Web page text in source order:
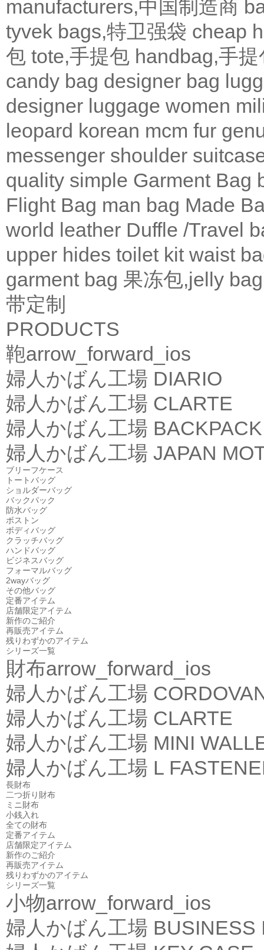
manufacturers,中国制造商
tyvek bags,特卫强袋 cheap
包 tote,手提包 handbag,手提
candy bag designer bag
designer luggage women
leopard korean mcm fur
messenger shoulder
quality simple Garment Bag
Flight Bag man bag Made
world leather Duffle /Travel
upper hides toilet kit waist
garment bag 果冻包,jelly bag
带定制
PRODUCTS
鞄arrow_forward_ios
婦人かばん工場 DIARIO
婦人かばん工場 CLARTE
婦人かばん工場 BACKPACK
婦人かばん工場 JAPAN
ブリーフケース
トートバッグ
ショルダーバッグ
バックパック
防水バッグ
ボストン
ボディバッグ
クラッチバッグ
ハンドバッグ
ビジネスバッグ
フォーマルバッグ
2wayバッグ
その他バッグ
定番アイテム
店舗限定アイテム
新作のご紹介
再販売アイテム
残りわずかのアイテム
シリーズ一覧
財布arrow_forward_ios
婦人かばん工場
婦人かばん工場 CLARTE
婦人かばん工場 MINI
婦人かばん工場 L
長財布
二つ折り財布
ミニ財布
小銭入れ
全ての財布
定番アイテム
店舗限定アイテム
新作のご紹介
再販売アイテム
残りわずかのアイテム
シリーズ一覧
小物arrow_forward_ios
婦人かばん工場 BUSINESS